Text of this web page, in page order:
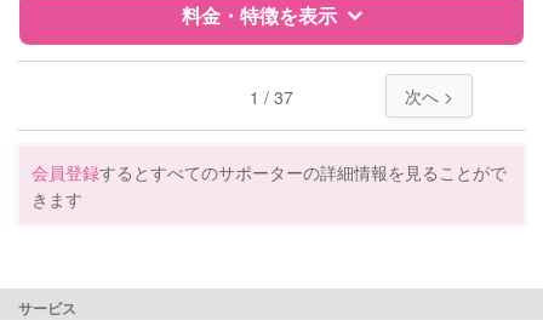
なし
お引き受けしていません
お子様の撮影
（定期特典）
対応不可
料金・特徴を表示
サポートの特徴
資格
1 / 37 次へ >
会員登録するとすべてのサポーターの詳細情報を見ることがで
きます
サービス